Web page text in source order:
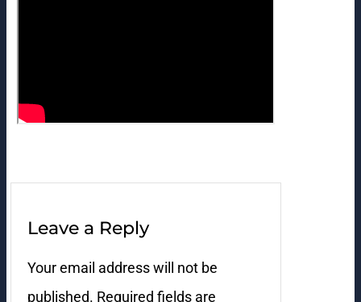
Leave a Reply
Your email address will not be
published. Required fields are